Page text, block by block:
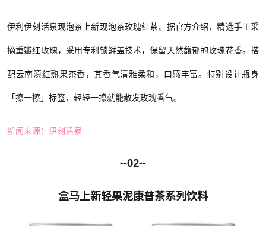
伊利伊刻活泉现泡茶 上新现泡茶玫瑰红茶。据官方介绍，精选手工采
摘重瓣红玫瑰，采用专利锁鲜盖技术，保留天然馥郁的玫瑰花香。搭
配云南滇红熟果茶香，其香气清雅柔和，口感丰富。 特别设计瓶身
「擦一擦」标签， 轻轻一擦就能散发玫瑰香气。
新闻来源： 伊刻活泉
--02--
盒马上新轻果泥康普茶系列饮料